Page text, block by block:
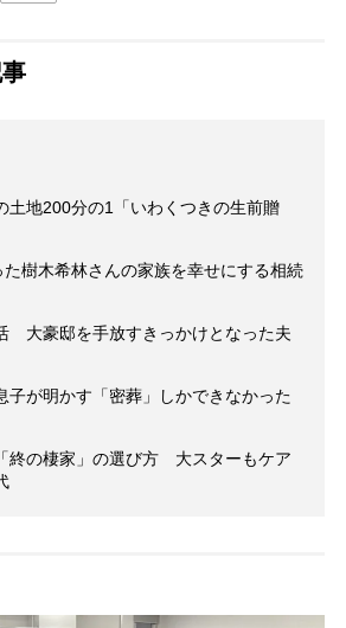
土地200分の1「いわくつきの生前贈
た樹木希林さんの家族を幸せにする相続
大豪邸を手放すきっかけとなった夫
子が明かす「密葬」しかできなかった
終の棲家」の選び方 大スターもケア